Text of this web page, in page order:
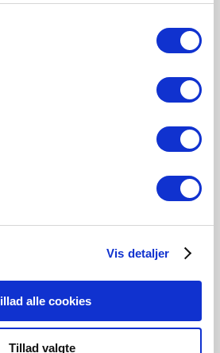
Vis detaljer
alle cookies
Tillad valgte
806 Lumen
5181000321